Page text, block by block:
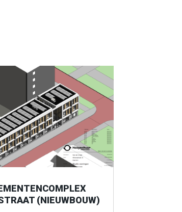
(NIEUWBOUW)